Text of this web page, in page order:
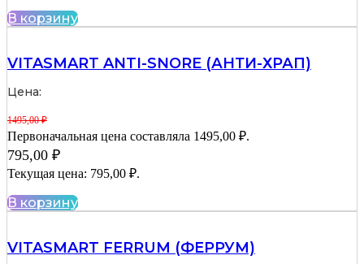
В корзину
VITASMART ANTI-SNORE (АНТИ-ХРАП)
Цена:
1495,00₽
Первоначальная цена составляла 1495,00 ₽.
795,00 ₽
Текущая цена: 795,00 ₽.
В корзину
VITASMART FERRUM (ФЕРРУМ)